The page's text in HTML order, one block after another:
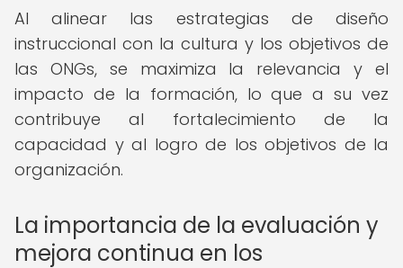
Al alinear las estrategias de diseño
instruccional con la cultura y los objetivos de
las ONGs, se maximiza la relevancia y el
impacto de la formación, lo que a su vez
contribuye al fortalecimiento de la
capacidad y al logro de los objetivos de la
organización.
La importancia de la evaluación y
mejora continua en los